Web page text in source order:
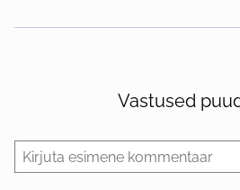
Vastused